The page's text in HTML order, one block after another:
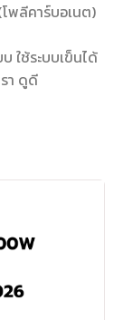
โพลีคาร์บอเนต)
ใช้ระบบเข็นได้
า ดูดี